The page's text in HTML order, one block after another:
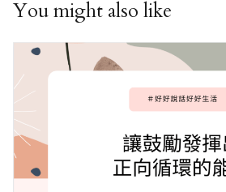
You might also like